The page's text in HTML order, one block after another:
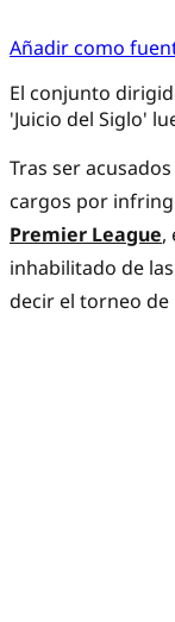
Añadir como
El conjunto
'Juicio del Siglo'
Tras ser
cargos por
Premier League,
inhabilitado de
decir el torneo de